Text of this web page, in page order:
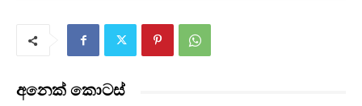
අනෙක් කොටස්